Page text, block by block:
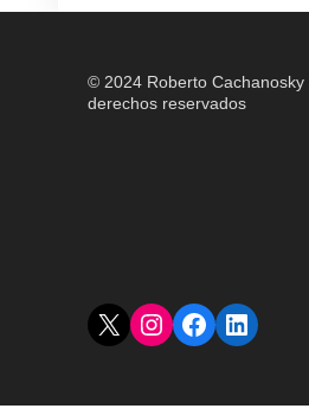
© 2024 Roberto Cachanosky
derechos reservados
X Instagram
Facebook